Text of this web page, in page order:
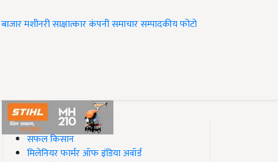
बाजारमशीनरीसाक्षात्कारकंपनी समाचारसम्पादकीयफोटो
#Top on Krishi Jagran
सफल किसान
मिलेनियर फार्मर ऑफ इंडिया अवॉर्ड